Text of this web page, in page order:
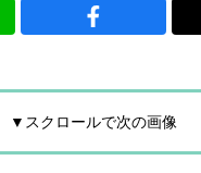
▼スクロールで次の画像